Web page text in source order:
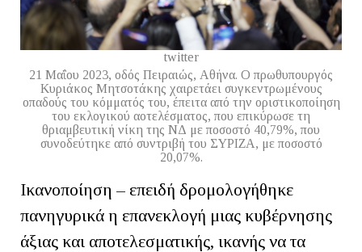
twitter
21 Μαΐου 2023, οδός Πειραιώς, Αθήνα. Ο πρωθυπουργός
Κυριάκος Μητσοτάκης χαιρετάει συγκεντρωμένους
οπαδούς του κόμματός του, έπειτα από την οριστικοποίηση
του εκλογικού αοτελέσματος, που επικύρωσε τη
θριαμβευτική νίκη της ΝΔ με ποσοστό 40,79%, που
συνοδεύτηκε από συντριβή του ΣΥΡΙΖΑ, με ποσοστό
20,07%.
Ικανοποίηση – επειδή δρομολογήθηκε
πανηγυρικά η επανεκλογή μιας κυβέρνησης
άξιας και αποτελεσματικής, ικανής να τα